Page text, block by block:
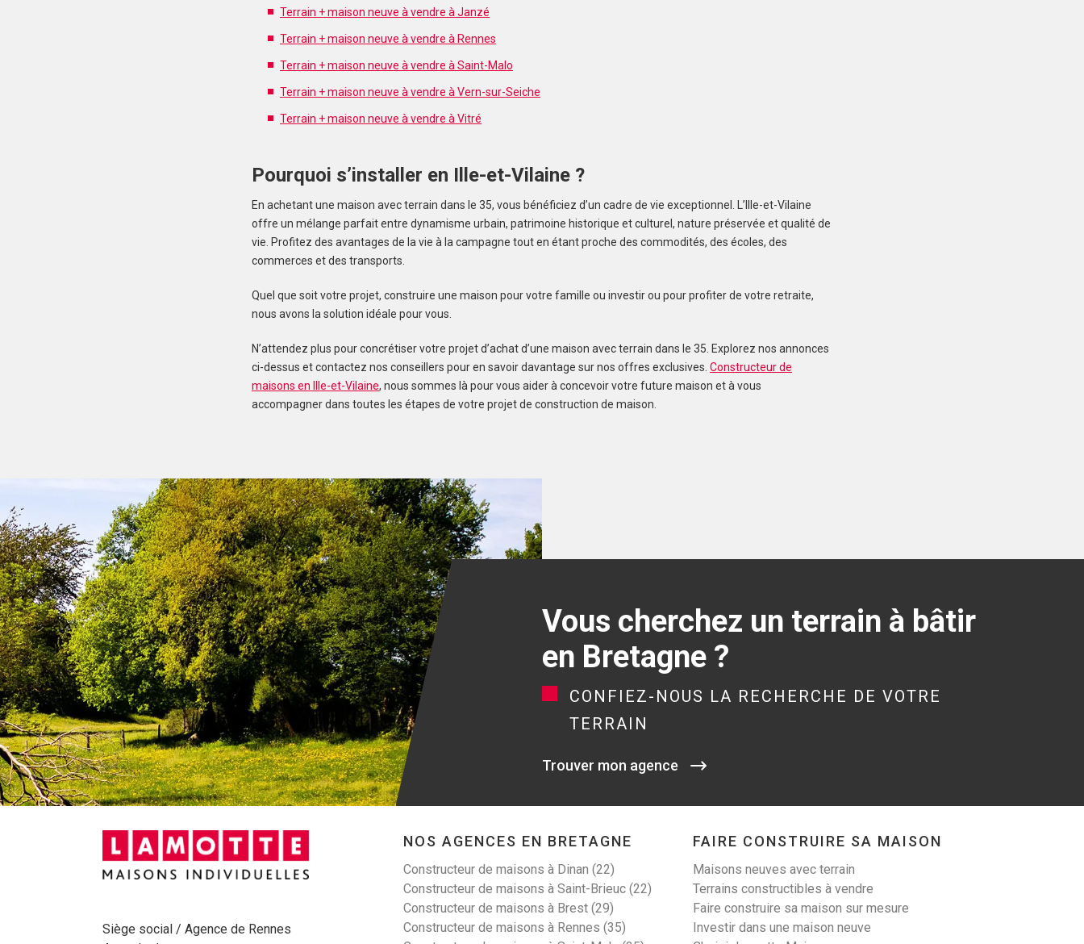
Maison à Miniac-
Maison à Plerguer de
85 m²
275 980 €
Terrain + maison neuve à vendre à Janzé
Terrain + maison neuve à vendre à Rennes
Terrain + maison neuve à vendre à Saint-Malo
Terrain + maison neuve à vendre à Vern-sur-Seiche
Terrain + maison neuve à vendre à Vitré
Pourquoi s’installer en Ille-et-Vilaine ?
En achetant une maison avec terrain dans le 35, vous bénéficiez d’un cadre de vie exceptionnel. L’Ille-et-Vilaine
offre un mélange parfait entre dynamisme urbain, patrimoine historique et culturel, nature préservée et qualité de
vie. Profitez des avantages de la vie à la campagne tout en étant proche des commodités, des écoles, des
commerces et des transports.
Quel que soit votre projet, construire une maison pour votre famille ou investir ou pour profiter de votre retraite,
nous avons la solution idéale pour vous.
N’attendez plus pour concrétiser votre projet d’achat d’une maison avec terrain dans le 35. Explorez nos annonces
ci-dessus et contactez nos conseillers pour en savoir davantage sur nos offres exclusives. Constructeur de
maisons en Ille-et-Vilaine, nous sommes là pour vous aider à concevoir votre future maison et à vous
accompagner dans toutes les étapes de votre projet de construction de maison.
Vous cherchez un terrain à bâtir
en Bretagne ?
CONFIEZ-NOUS LA RECHERCHE DE VOTRE
TERRAIN
Trouver mon agence
Siège social / Agence de Rennes
NOS AGENCES EN BRETAGNE
Constructeur de maisons à Dinan (22)
Constructeur de maisons à Saint-Brieuc (22)
Constructeur de maisons à Brest (29)
Constructeur de maisons à Rennes (35)
FAIRE CONSTRUIRE SA MAISON
Maisons neuves avec terrain
Terrains constructibles à vendre
Faire construire sa maison sur mesure
Investir dans une maison neuve